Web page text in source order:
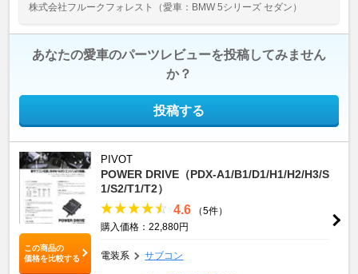
株式会社フルークフォレスト
（愛車：BMW 5シリーズ セダン）
あなたの愛車のパーツレビューを投稿してみません
か？
投稿する
この商品の
価格を比較する
PIVOT
POWER DRIVE（PDX-A1/B1/D1/H1/H2/H3/S
1/S2/T1/T2）
4.6
（5件）
購入価格：22,880円
電装系 サブコン